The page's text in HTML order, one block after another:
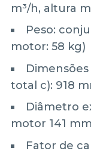
m³/h, altura
Peso:
motor: 58 kg)
total c): 918
Diâmetro
motor 141 mm
Fator de